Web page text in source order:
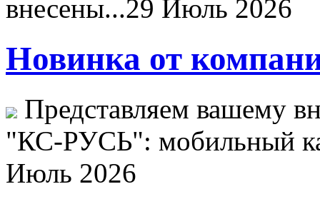
внесены...29 Июль 2026
Новинка от
Представляем вашему
"КС-РУСЬ": мобильный
Июль 2026